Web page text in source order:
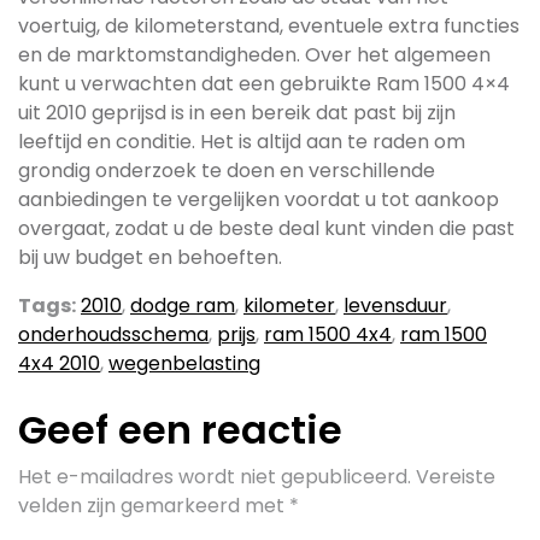
voertuig, de kilometerstand, eventuele extra functies
en de marktomstandigheden. Over het algemeen
kunt u verwachten dat een gebruikte Ram 1500 4×4
uit 2010 geprijsd is in een bereik dat past bij zijn
leeftijd en conditie. Het is altijd aan te raden om
grondig onderzoek te doen en verschillende
aanbiedingen te vergelijken voordat u tot aankoop
overgaat, zodat u de beste deal kunt vinden die past
bij uw budget en behoeften.
Tags:2010,dodge ram, kilometer, levensduur,
onderhoudsschema, prijs, ram 1500 4x4, ram 1500
4x4 2010,wegenbelasting
Geef een reactie
Het e-mailadres wordt niet gepubliceerd. Vereiste
velden zijn gemarkeerd met *